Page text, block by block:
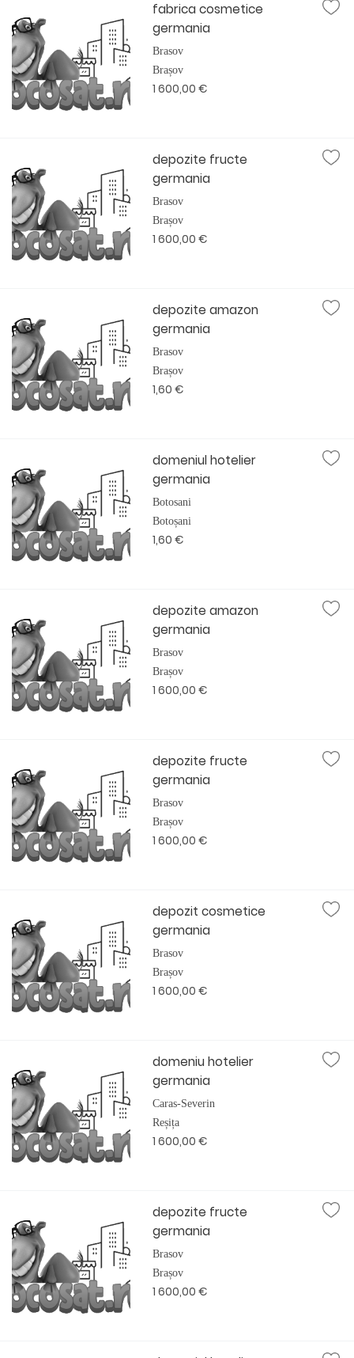
fabrica cosmetice
germania
Brasov
Brașov
1 600,00 €
depozite fructe
germania
Brasov
Brașov
1 600,00 €
depozite amazon
germania
Brasov
Brașov
1,60 €
domeniul hotelier
germania
Botosani
Botoșani
1,60 €
depozite amazon
germania
Brasov
Brașov
1 600,00 €
depozite fructe
germania
Brasov
Brașov
1 600,00 €
depozit cosmetice
germania
Brasov
Brașov
1 600,00 €
domeniu hotelier
germania
Caras-Severin
Reșița
1 600,00 €
depozite fructe
germania
Brasov
Brașov
1 600,00 €